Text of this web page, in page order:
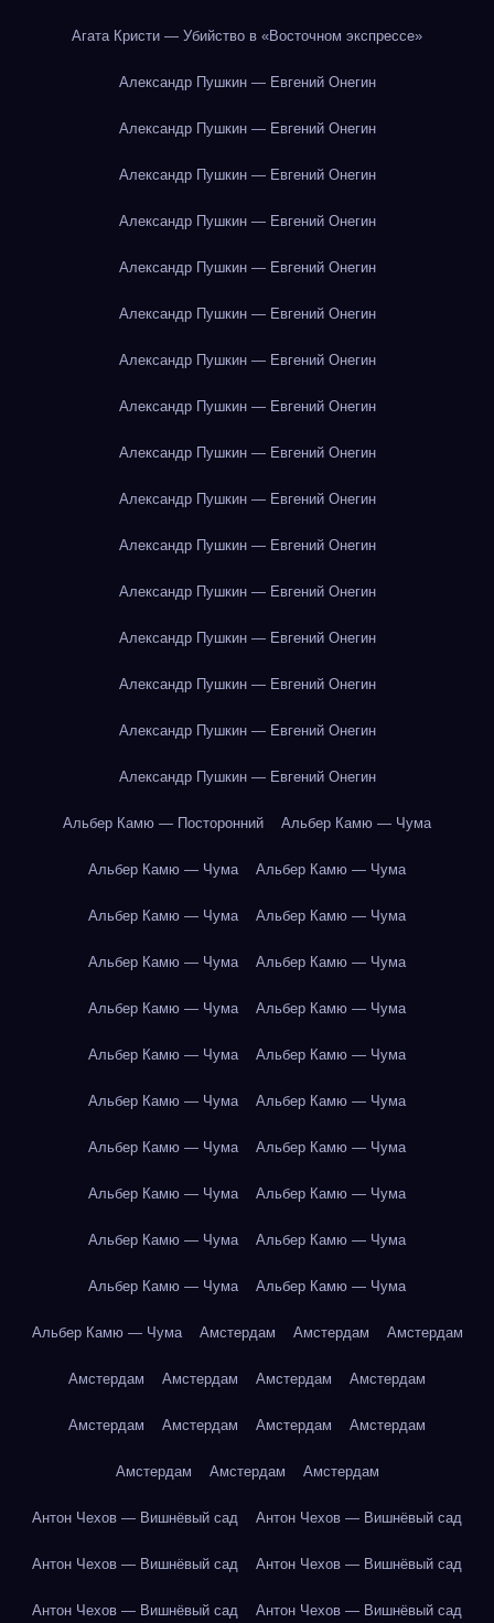
Агата Кристи — Убийство в «Восточном экспрессе»
Александр Пушкин — Евгений Онегин
Александр Пушкин — Евгений Онегин
Александр Пушкин — Евгений Онегин
Александр Пушкин — Евгений Онегин
Александр Пушкин — Евгений Онегин
Александр Пушкин — Евгений Онегин
Александр Пушкин — Евгений Онегин
Александр Пушкин — Евгений Онегин
Александр Пушкин — Евгений Онегин
Александр Пушкин — Евгений Онегин
Александр Пушкин — Евгений Онегин
Александр Пушкин — Евгений Онегин
Александр Пушкин — Евгений Онегин
Александр Пушкин — Евгений Онегин
Александр Пушкин — Евгений Онегин
Александр Пушкин — Евгений Онегин
Альбер Камю — Посторонний Альбер Камю — Чума
Альбер Камю — Чума Альбер Камю — Чума
Альбер Камю — Чума Альбер Камю — Чума
Альбер Камю — Чума Альбер Камю — Чума
Альбер Камю — Чума Альбер Камю — Чума
Альбер Камю — Чума Альбер Камю — Чума
Альбер Камю — Чума Альбер Камю — Чума
Альбер Камю — Чума Альбер Камю — Чума
Альбер Камю — Чума Альбер Камю — Чума
Альбер Камю — Чума Альбер Камю — Чума
Альбер Камю — Чума Альбер Камю — Чума
Альбер Камю — Чума Амстердам Амстердам Амстердам
Амстердам Амстердам Амстердам Амстердам
Амстердам Амстердам Амстердам Амстердам
Амстердам Амстердам Амстердам
Антон Чехов — Вишнёвый сад Антон Чехов — Вишнёвый сад
Антон Чехов — Вишнёвый сад Антон Чехов — Вишнёвый сад
Антон Чехов — Вишнёвый сад Антон Чехов — Вишнёвый сад